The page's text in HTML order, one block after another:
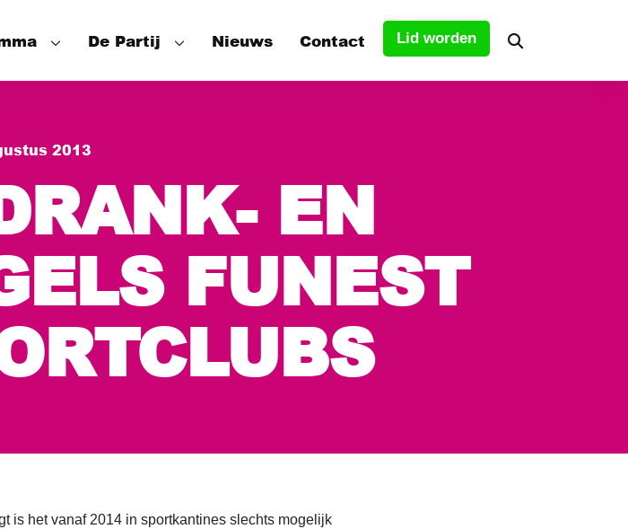
bereikt
De Partij
De Fractie
De Wethouders
Nieuws Contact Lid worden
2013
EN
FUNEST
is het vanaf 2014 in sportkantines slechts mogelijk